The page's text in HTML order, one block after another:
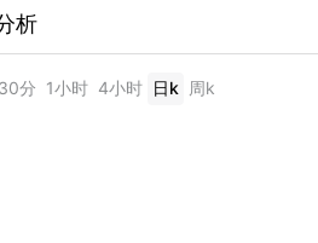
析
30分 1小时 4小时 日k 周k